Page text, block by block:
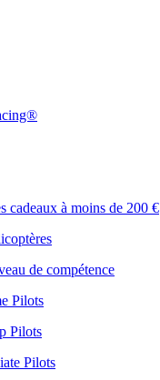
cadeaux à moins de 200 €
de compétence
Pilots
Pilots
Pilots